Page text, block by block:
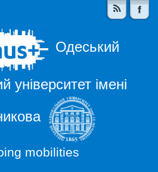
Одеський
університет імені
mobilities